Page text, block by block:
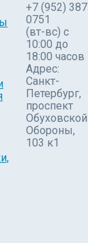
+7 (952) 387
0751
(вт-вс) с
10:00 до
18:00 часов
Адрес:
Санкт-
Петербург,
проспект
Обуховской
Обороны,
103 к1